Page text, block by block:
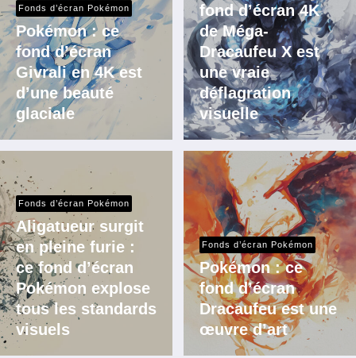
Fonds d’écran Pokémon
Pokémon : ce
fond d’écran
Givrali en 4K est
d’une beauté
glaciale
fond d’écran 4K
de Méga-
Dracaufeu X est
une vraie
déflagration
visuelle
Fonds d’écran Pokémon
Aligatueur surgit
en pleine furie :
ce fond d’écran
Pokémon explose
tous les standards
visuels
Fonds d’écran Pokémon
Pokémon : ce
fond d’écran
Dracaufeu est une
œuvre d’art